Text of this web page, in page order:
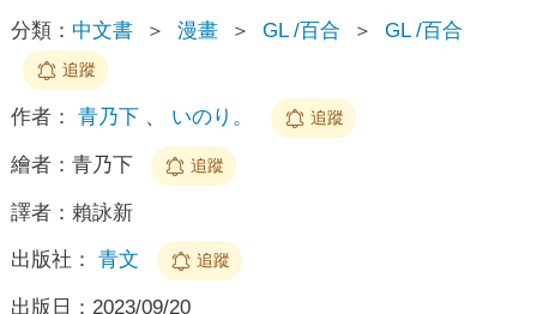
分類： 中文書 ＞ 漫畫 ＞ GL /百合 ＞ GL /百合
追蹤
作者： 青乃下、 いのり。 追蹤
繪者： 青乃下 追蹤
譯者： 賴詠新
出版社： 青文 追蹤
出版日： 2023/09/20